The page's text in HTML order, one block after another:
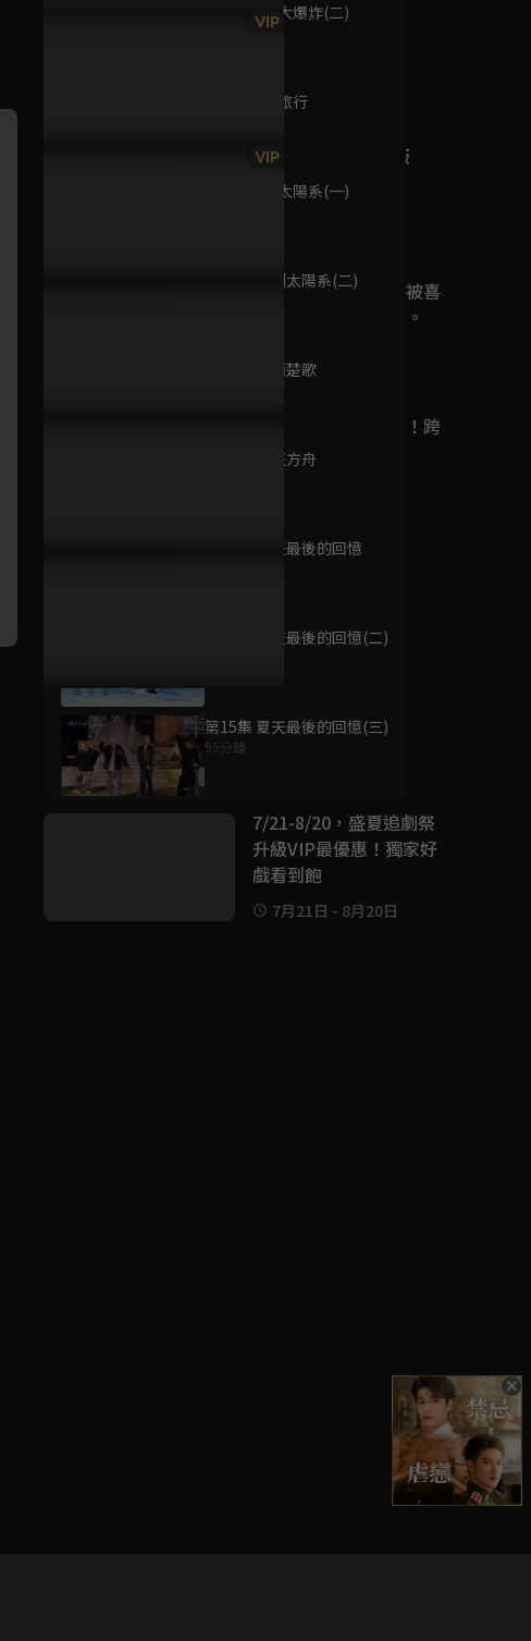
第7集 宇宙大爆炸(二)
第8集 時空旅行
第9集 回到太陽系(一)
第10集 回到太陽系(二)
第11集 四面楚歌
第12集 諾亞方舟
第13集 夏天最後的回憶
第14集 夏天最後的回憶(二)
第15集 夏天最後的回憶(三)
95分鐘
EP04預告：全新升級16蹲！晨
VIP 詐騙女王
VIP 飆速宅男 劇場版
已完結 / 共 1 集
無意間變成狗，被喜
歡的女生撿回家。
遊戲王～超融合！跨
越時空的羈絆～
自戀男神
好康資訊
7/21-8/20，盛夏追劇祭
升級VIP最優惠！獨家好
戲看到飽
7月21日 - 8月20日